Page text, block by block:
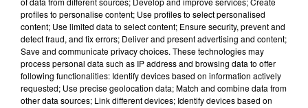
CYANOBACTÉRIES : LE PRÉFÊT PREND UN
ARRÊTÉ POUR LES ACTIVITÉS DE...
profiles to personalise content; Use profiles to select personalised
content; Use limited data to select content; Ensure security, prevent and
detect fraud, and fix errors; Deliver and present advertising and content;
Save and communicate privacy choices. These technologies may
process personal data such as IP address and browsing data to offer
following functionalities: Identify devices based on information actively
requested; Use precise geolocation data; Match and combine data from
other data sources; Link different devices; Identify devices based on